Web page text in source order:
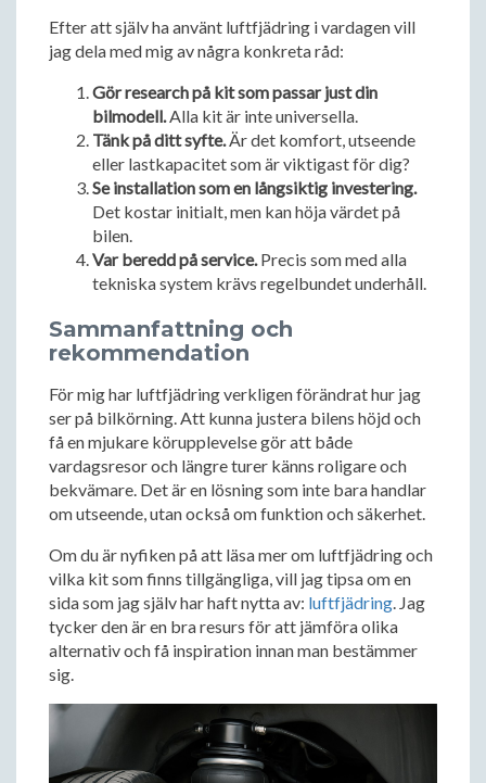
Efter att själv ha använt luftfjädring i vardagen vill
jag dela med mig av några konkreta råd:
Gör research på kit som passar just din
bilmodell.Alla kit är inte universella.
Tänk på ditt syfte.Är det komfort, utseende
eller lastkapacitet som är viktigast för dig?
Se installation som en långsiktig investering.
Det kostar initialt, men kan höja värdet på
bilen.
Var beredd på service.Precis som med alla
tekniska system krävs regelbundet underhåll.
Sammanfattning och
rekommendation
För mig har luftfjädring verkligen förändrat hur jag
ser på bilkörning. Att kunna justera bilens höjd och
få en mjukare körupplevelse gör att både
vardagsresor och längre turer känns roligare och
bekvämare. Det är en lösning som inte bara handlar
om utseende, utan också om funktion och säkerhet.
Om du är nyfiken på att läsa mer om luftfjädring och
vilka kit som finns tillgängliga, vill jag tipsa om en
sida som jag själv har haft nytta av: luftfjädring. Jag
tycker den är en bra resurs för att jämföra olika
alternativ och få inspiration innan man bestämmer
sig.